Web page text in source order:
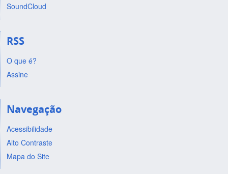
SoundCloud
RSS
O que é?
Assine
Navegação
Acessibilidade
Alto Contraste
Mapa do Site